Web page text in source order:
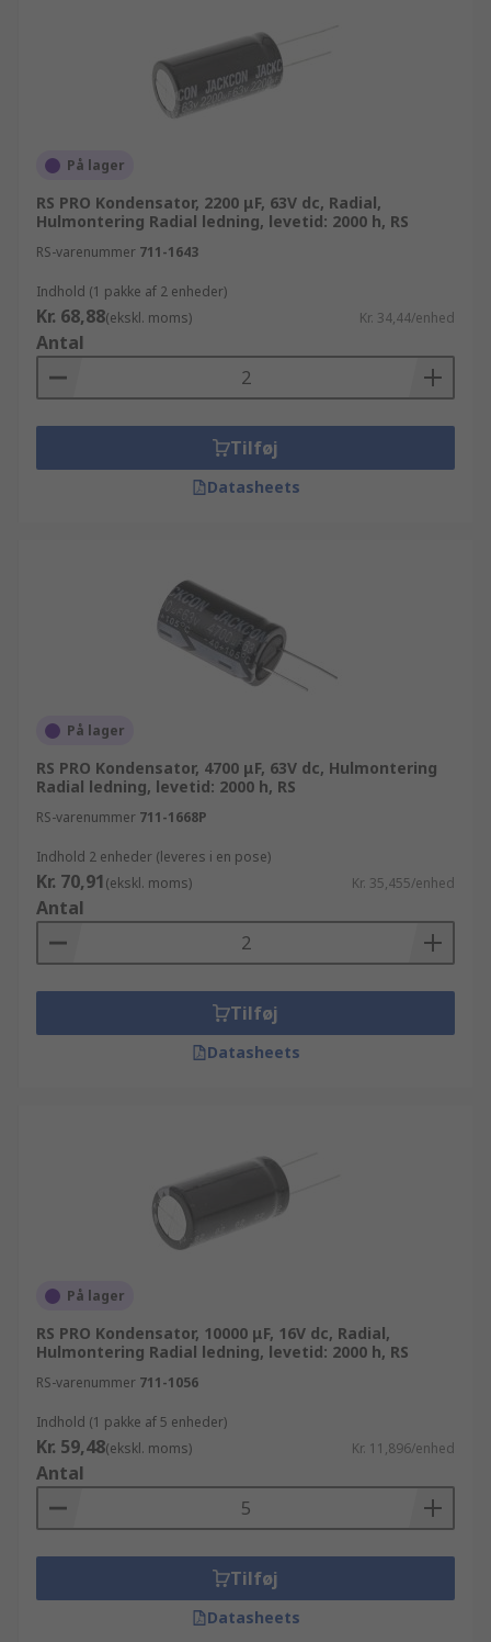
På lager
RS PRO Kondensator, 2200 μF, 63V dc, Radial,
Hulmontering Radial ledning, levetid: 2000 h, RS
RS-varenummer 711-1643
Indhold (1 pakke af 2 enheder)
Kr. 68,88(ekskl. moms) Kr. 34,44/enhed
Antal
Tilføj
Datasheets
På lager
RS PRO Kondensator, 4700 μF, 63V dc, Hulmontering
Radial ledning, levetid: 2000 h, RS
RS-varenummer 711-1668P
Indhold 2 enheder (leveres i en pose)
Kr. 70,91(ekskl. moms) Kr. 35,455/enhed
Antal
Tilføj
Datasheets
På lager
RS PRO Kondensator, 10000 μF, 16V dc, Radial,
Hulmontering Radial ledning, levetid: 2000 h, RS
RS-varenummer 711-1056
Indhold (1 pakke af 5 enheder)
Kr. 59,48(ekskl. moms) Kr. 11,896/enhed
Antal
Tilføj
Datasheets